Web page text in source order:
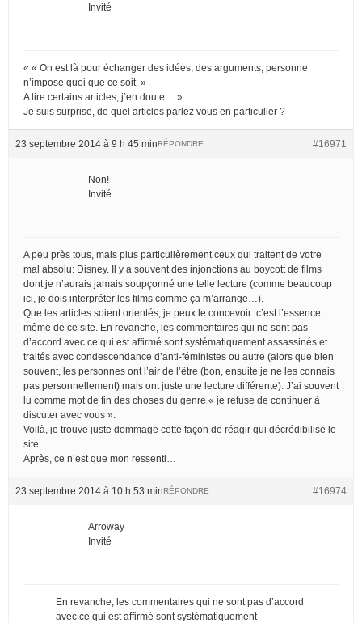
Invité
« « On est là pour échanger des idées, des arguments, personne
n’impose quoi que ce soit. »
A lire certains articles, j’en doute… »
Je suis surprise, de quel articles parlez vous en particulier ?
23 septembre 2014 à 9 h 45 min #16971
RÉPONDRE
Non!
Invité
A peu près tous, mais plus particulièrement ceux qui traitent de votre
mal absolu: Disney. Il y a souvent des injonctions au boycott de films
dont je n’aurais jamais soupçonné une telle lecture (comme beaucoup
ici, je dois interpréter les films comme ça m’arrange…).
Que les articles soient orientés, je peux le concevoir: c’est l’essence
même de ce site. En revanche, les commentaires qui ne sont pas
d’accord avec ce qui est affirmé sont systématiquement assassinés et
traités avec condescendance d’anti-féministes ou autre (alors que bien
souvent, les personnes ont l’air de l’être (bon, ensuite je ne les connais
pas personnellement) mais ont juste une lecture différente). J’ai souvent
lu comme mot de fin des choses du genre « je refuse de continuer à
discuter avec vous ».
Voilà, je trouve juste dommage cette façon de réagir qui décrédibilise le
site…
Après, ce n’est que mon ressenti…
23 septembre 2014 à 10 h 53 min #16974
RÉPONDRE
Arroway
Invité
En revanche, les commentaires qui ne sont pas d’accord
avec ce qui est affirmé sont systématiquement